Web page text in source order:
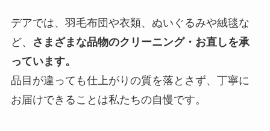
デアでは、羽毛布団や衣類、ぬいぐるみや絨毯な
ど、
さまざまな品物のクリーニング・お直しを承
っています。
品目が違っても仕上がりの質を落とさず、丁寧に
お届けできることは私たちの自慢です。